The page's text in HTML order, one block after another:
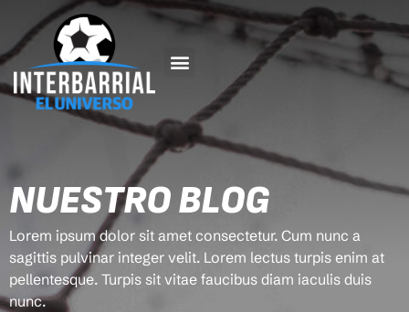
NUESTRO BLOG
Lorem ipsum dolor sit amet consectetur. Cum nunc a
sagittis pulvinar integer velit. Lorem lectus turpis enim at
pellentesque. Turpis sit vitae faucibus diam iaculis duis
nunc.